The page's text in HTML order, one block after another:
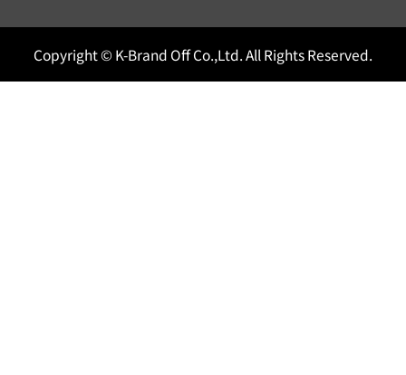
Copyright © K-Brand Off Co.,Ltd. All Rights Reserved.